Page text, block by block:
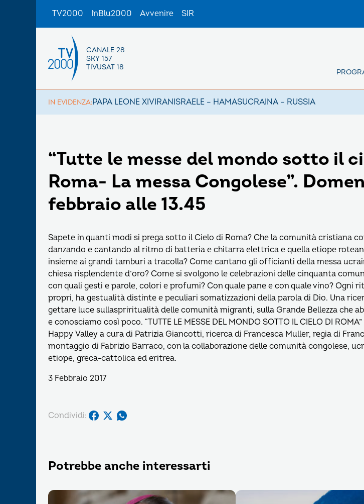
TV2000 InBlu2000 Avvenire SIR
CANALE 28
SKY 157
TIVUSAT 18
IN EVIDENZA:PAPA LEONE XIVIRANISRAELE – HAMASUCRAINA – RUSSIA
“Tutte le messe del mondo sotto il
Roma- La messa Congolese”.
febbraio alle 13.45
Sapete in quanti modi si prega sotto il Cielo di Roma? Che la comunità cristiana
danzando e cantando al ritmo di batteria e chitarra elettrica e quella etiope
insieme ai grandi tamburi a tracolla? Come cantano gli officianti della messa
chiesa risplendente d’oro? Come si svolgono le celebrazioni delle cinquanta
con quali gesti e parole, colori e profumi? Con quale pane e con quale vino? Ogni
propri, ha gestualità distinte e peculiari somatizzazioni della parola di Dio. Una
gettare luce sullaspriritualità delle comunità migranti, sulla Grande Bellezza che
e conosciamo così poco. “TUTTE LE MESSE DEL MONDO SOTTO IL CIELO DI
Happy Valley a cura di Patrizia Giancotti, ricerca di Francesca Muller, regia di
montaggio di Fabrizio Barraco, con la collaborazione delle comunità congolese,
etiope, greca-cattolica ed eritrea.
3 Febbraio 2017
Condividi:
Potrebbe anche interessarti